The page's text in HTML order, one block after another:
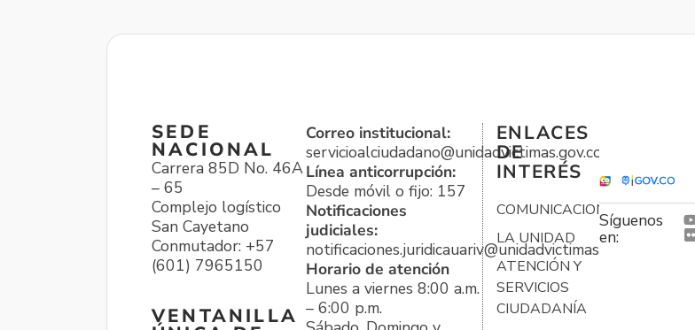
SEDE
NACIONAL
Carrera 85D No. 46A
– 65
Complejo logístico
San Cayetano
Conmutador: +57
(601) 7965150
VENTANILLA
Correo institucional:
servicioalciudadano@unidadvictimas.gov.co
Línea anticorrupción:
Desde móvil o fijo: 157
Notificaciones
judiciales:
notificaciones.juridicauariv@unidadvictimas.gov.co
Horario de atención
Lunes a viernes 8:00 a.m.
– 6:00 p.m.
ENLACES
DE
INTERÉS
COMUNICACIONES
LA UNIDAD
ATENCIÓN Y
SERVICIOS
CIUDADANÍA
Síguenos
en: